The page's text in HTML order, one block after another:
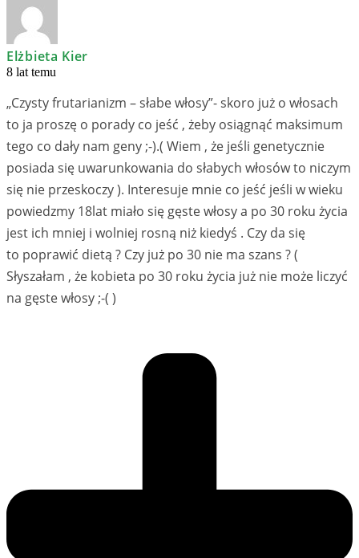
Elżbieta Kier
8 lat temu
„Czysty frutarianizm – słabe włosy”- skoro już o włosach
to ja proszę o porady co jeść , żeby osiągnąć maksimum
tego co dały nam geny ;-).( Wiem , że jeśli genetycznie
posiada się uwarunkowania do słabych włosów to niczym
się nie przeskoczy ). Interesuje mnie co jeść jeśli w wieku
powiedzmy 18lat miało się gęste włosy a po 30 roku życia
jest ich mniej i wolniej rosną niż kiedyś . Czy da się
to poprawić dietą ? Czy już po 30 nie ma szans ? (
Słyszałam , że kobieta po 30 roku życia już nie może liczyć
na gęste włosy ;-( )